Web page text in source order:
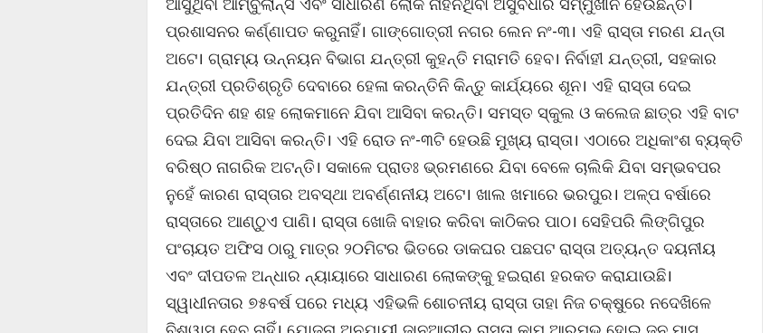
ପ୍ରଶାସନର କର୍ଣ୍ଣାପତ କରୁନାହିଁ। ଗାଙ୍ଗୋତ୍ରୀ ନଗର ଲେନ ନଂ-୩। ଏହି ରାସ୍ତା ମରଣ ଯନ୍ତା
ଅଟେ। ଗ୍ରାମ୍ୟ ଉନ୍ନୟନ ବିଭାଗ ଯନ୍ତ୍ରୀ କୁହନ୍ତି ମରାମତି ହେବ। ନିର୍ବାହୀ ଯନ୍ତ୍ରୀ, ସହକାର
ଯନ୍ତ୍ରୀ ପ୍ରତିଶ୍ରୃତି ଦେବାରେ ହେଳା କରନ୍ତିନି କିନ୍ତୁ କାର୍ଯ୍ୟରେ ଶୂନ। ଏହି ରାସ୍ତା ଦେଇ
ପ୍ରତିଦିନ ଶହ ଶହ ଲୋକମାନେ ଯିବା ଆସିବା କରନ୍ତି। ସମସ୍ତ ସ୍କୁଲ ଓ କଲେଜ ଛାତ୍ର ଏହି ବାଟ
ଦେଇ ଯିବା ଆସିବା କରନ୍ତି। ଏହି ରୋଡ ନଂ-୩ଟି ହେଉଛି ମୁଖ୍ୟ ରାସ୍ତା। ଏଠାରେ ଅଧିକାଂଶ ବ୍ୟକ୍ତି
ବରିଷ୍ଠ ନାଗରିକ ଅଟନ୍ତି। ସକାଳେ ପ୍ରାତଃ ଭ୍ରମଣରେ ଯିବା ବେଳେ ଚାଲିକି ଯିବା ସମ୍ଭବପର
ନୁହେଁ କାରଣ ରାସ୍ତାର ଅବସ୍ଥା ଅବର୍ଣ୍ଣନୀୟ ଅଟେ। ଖାଲ ଖମାରେ ଭରପୁର। ଅଳ୍ପ ବର୍ଷାରେ
ରାସ୍ତାରେ ଆଣ୍ଠୁଏ ପାଣି। ରାସ୍ତା ଖୋଜି ବାହାର କରିବା କାଠିକର ପାଠ। ସେହିପରି ଲିଙ୍ଗିପୁର
ପଂଚାୟତ ଅଫିସ ଠାରୁ ମାତ୍ର ୨୦ମିଟର ଭିତରେ ଡାକଘର ପଛପଟ ରାସ୍ତା ଅତ୍ୟନ୍ତ ଦୟନୀୟ
ଏବଂ ଦୀପତଳ ଅନ୍ଧାର ନ୍ୟାୟାରେ ସାଧାରଣ ଲୋକଙ୍କୁ ହଇରାଣ ହରକତ କରାଯାଉଛି।
ସ୍ୱାଧୀନତାର ୭୫ବର୍ଷ ପରେ ମଧ୍ୟ ଏହିଭଳି ଶୋଚନୀୟ ରାସ୍ତା ତାହା ନିଜ ଚକ୍ଷୁରେ ନଦେଖିଳେ